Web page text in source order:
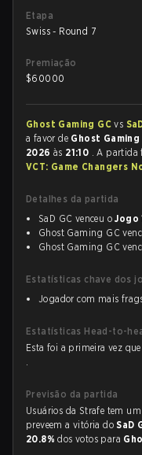
Etapa
Swiss - Round 7
Premiação
$60000
Ghost Gaming GCvs
a favor de Ghost Gaming
2026 às 21:10 . A partida
VCT: Game Changers
Detalhes da partida
SaD GC venceu oJogo
Ghost Gaming GC
Ghost Gaming GC
Estatísticas chave dos
Jogador com mais
Estatísticas Head-to-
Esta foi a primeira vez que
.
Previsão da partida
Usuários da Strafe tem
preveem a vitória doSaD
20.8%dos votos para